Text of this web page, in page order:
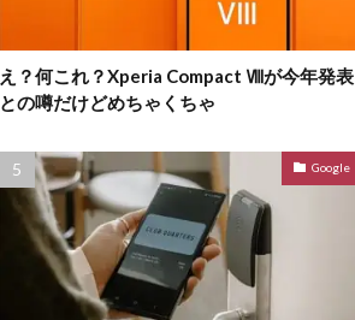
え？何これ？Xperia Compact Ⅷが今年発表
との噂だけどめちゃくちゃ
Google